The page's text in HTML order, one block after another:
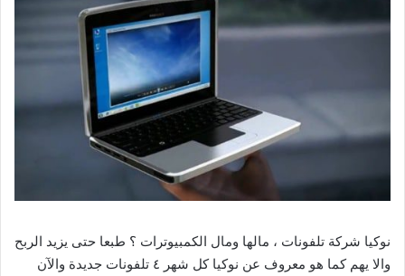
نوكيا شركة تلفونات ، مالها ومال الكمبيوترات ؟ طبعا حتى يزيد الربح
والا يهم كما هو معروف عن نوكيا كل شهر ٤ تلفونات جديدة والآن